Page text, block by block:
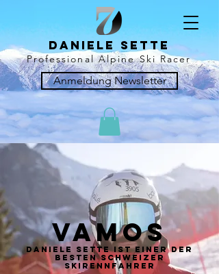
Daniele sette
Professional Alpine Ski Racer
Anmeldung Newsletter
vamoS
Daniele Sette ist einer der
besten Schweizer
Skirennfahrer